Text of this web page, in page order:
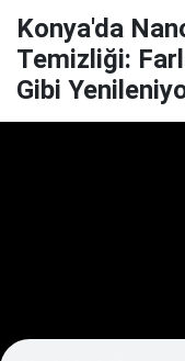
Konya'da
Temizliği:
Gibi